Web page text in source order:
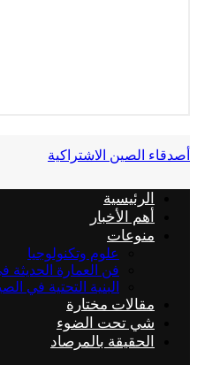
أصدقاء الصين الاشتراكية
الرئيسية
أهم الأخبار
منوعات
علوم وتكنولوجيا
فن العمارة الحديثة
البنية التحتية في
مقالات مختارة
شي تحت الضوء
الحقيقة بالمرصاد